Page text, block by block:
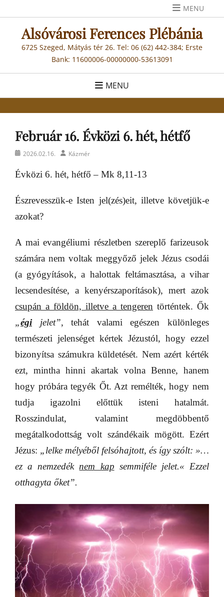
to
content
MENU
Alsóvárosi Ferences Plébánia
6725 Szeged, Mátyás tér 26. Tel: 06 (62) 442-384; Erste
Bank: 11600006-00000000-53613091
MENU
Február 16. Évközi 6. hét, hétfő
Posted2026.02.16. AuthorKázmér
Évközi 6. hét, hétfő – Mk 8,11-13
Észrevesszük-e Isten jel(zés)eit, illetve követjük-e
azokat?
A mai evangéliumi részletben szereplő farizeusok
számára nem voltak meggyőző jelek Jézus csodái
(a gyógyítások, a halottak feltámasztása, a vihar
lecsendesítése, a kenyérszaporítások), mert azok
csupán a földön, illetve a tengeren történtek. Ők
„égijelet”, tehát valami egészen különleges
természeti jelenséget kértek Jézustól, hogy ezzel
bizonyítsa számukra küldetését. Nem azért kérték
ezt, mintha hinni akartak volna Benne, hanem
hogy próbára tegyék Őt. Azt remélték, hogy nem
tudja igazolni előttük isteni hatalmát.
Rosszindulat, valamint megdöbbentő
megátalkodottság volt szándékaik mögött. Ezért
Jézus: „lelke mélyéből felsóhajtott, és így szólt: »…
ez a nemzedék nem kap semmiféle jelet.« Ezzel
otthagyta őket”.